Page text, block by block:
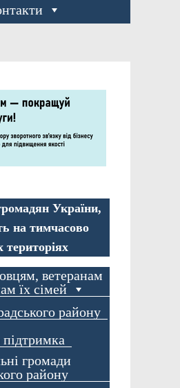
України,
на тимчасово
територіях
ветеранам
їх сімей
району
громади
району